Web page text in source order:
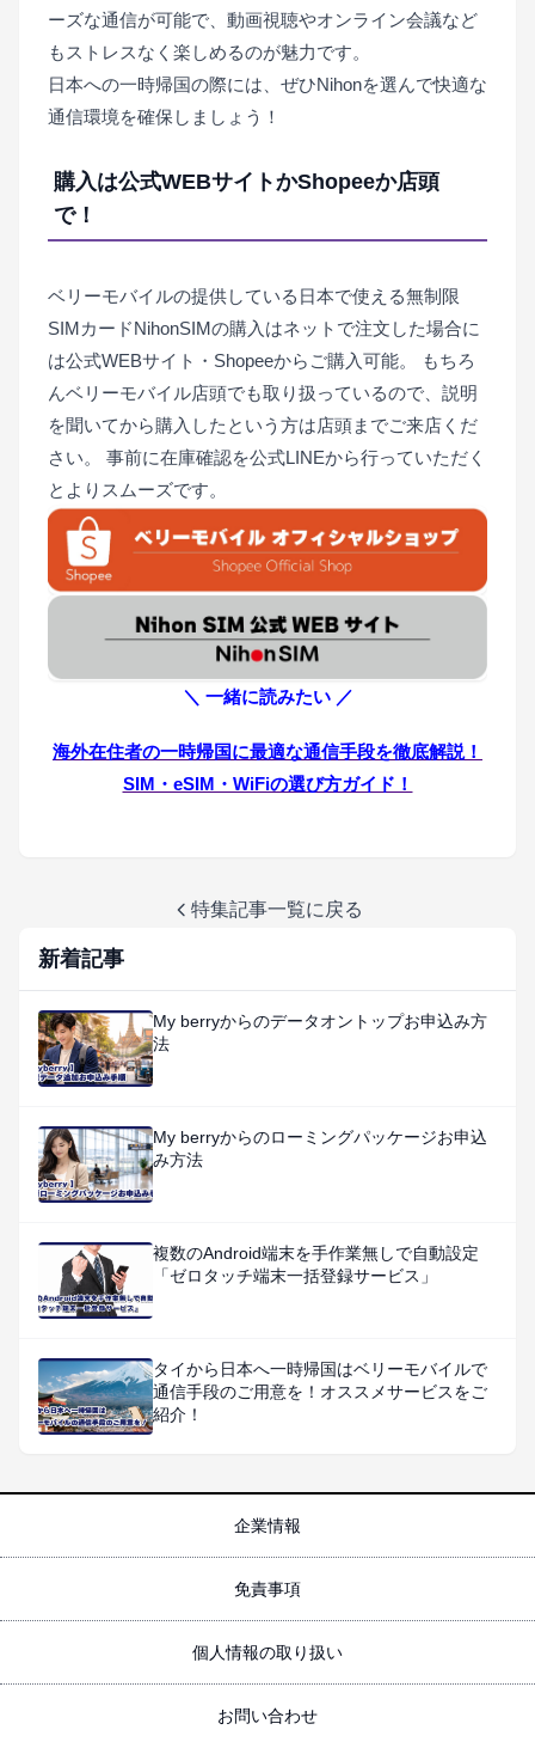
ーズな通信が可能で、動画視聴やオンライン会議など
もストレスなく楽しめるのが魅力です。
日本への一時帰国の際には、ぜひNihonを選んで快適な
通信環境を確保しましょう！
購入は公式WEBサイトかShopeeか店頭
で！
ベリーモバイルの提供している日本で使える無制限
SIMカードNihonSIMの購入はネットで注文した場合に
は公式WEBサイト・Shopeeからご購入可能。
もちろ
んベリーモバイル店頭でも取り扱っているので、説明
を聞いてから購入したという方は店頭までご来店くだ
さい。 事前に在庫確認を公式LINEから行っていただく
とよりスムーズです。
＼ 一緒に読みたい ／
海外在住者の一時帰国に最適な通信手段を徹底解説！
SIM・eSIM・WiFiの選び方ガイド！
特集記事一覧に戻る
新着記事
My berryからのデータオントップお申込み方
法
My berryからのローミングパッケージお申込
み方法
複数のAndroid端末を手作業無しで自動設定
「ゼロタッチ端末一括登録サービス」
タイから日本へ一時帰国はベリーモバイルで
通信手段のご用意を！オススメサービスをご
紹介！
企業情報
免責事項
個人情報の取り扱い
お問い合わせ